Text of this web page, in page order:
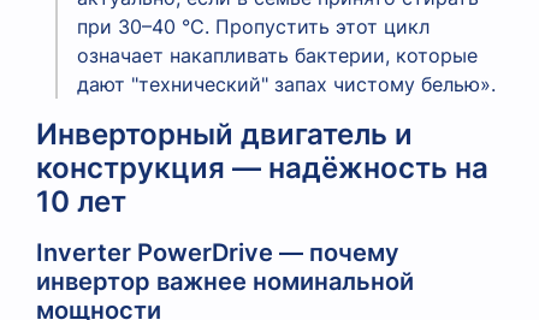
при 30–40 °C. Пропустить этот цикл
означает накапливать бактерии, которые
дают "технический" запах чистому белью».
Инверторный двигатель и
конструкция — надёжность на
10 лет
Inverter PowerDrive — почему
инвертор важнее номинальной
мощности